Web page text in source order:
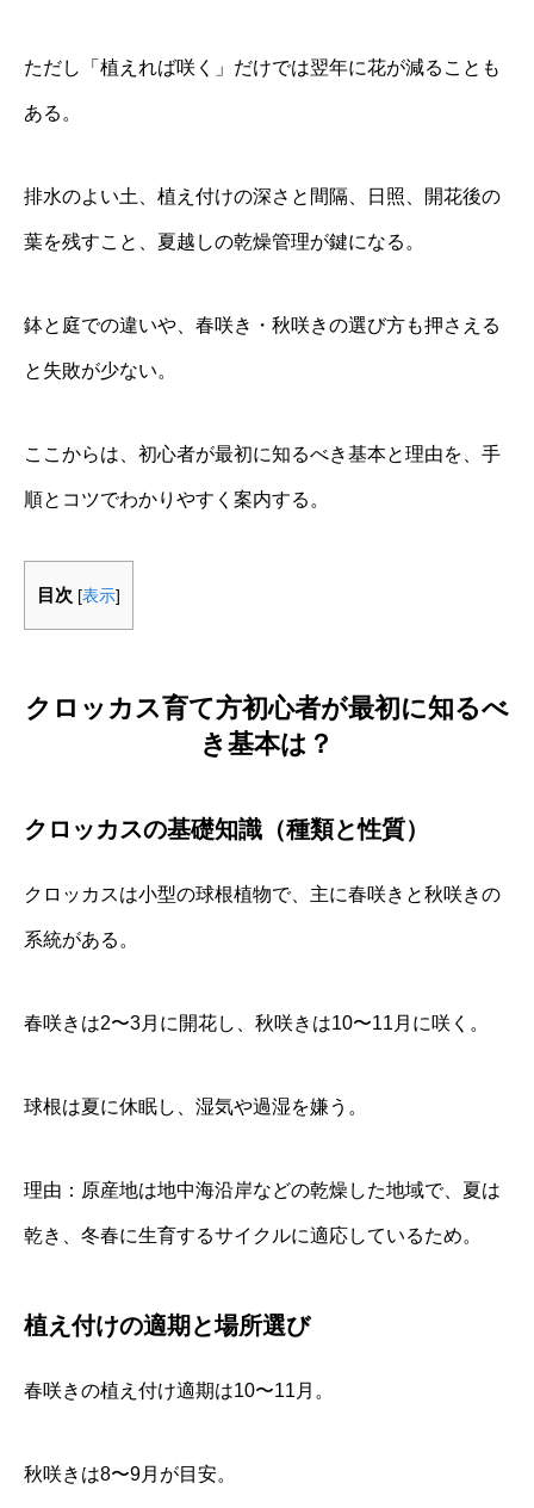
ただし「植えれば咲く」だけでは翌年に花が減ることも
ある。
排水のよい土、植え付けの深さと間隔、日照、開花後の
葉を残すこと、夏越しの乾燥管理が鍵になる。
鉢と庭での違いや、春咲き・秋咲きの選び方も押さえる
と失敗が少ない。
ここからは、初心者が最初に知るべき基本と理由を、手
順とコツでわかりやすく案内する。
目次 [表示]
クロッカス育て方初心者が最初に知るべ
き基本は？
クロッカスの基礎知識（種類と性質）
クロッカスは小型の球根植物で、主に春咲きと秋咲きの
系統がある。
春咲きは2〜3月に開花し、秋咲きは10〜11月に咲く。
球根は夏に休眠し、湿気や過湿を嫌う。
理由：原産地は地中海沿岸などの乾燥した地域で、夏は
乾き、冬春に生育するサイクルに適応しているため。
植え付けの適期と場所選び
春咲きの植え付け適期は10〜11月。
秋咲きは8〜9月が目安。